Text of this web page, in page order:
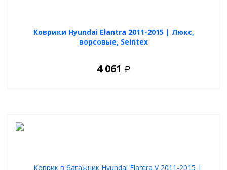
Коврики Hyundai Elantra 2011-2015 | Люкс,
ворсовые, Seintex
4 061 Р